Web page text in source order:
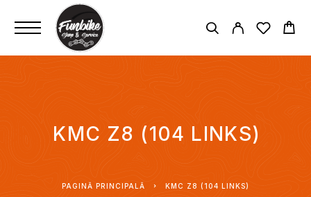
KMC Z8 (104 LINKS)
PAGINĂ PRINCIPALĂ KMC Z8 (104 LINKS)